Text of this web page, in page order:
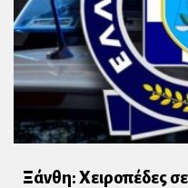
Ξάνθη: Χειροπέδες